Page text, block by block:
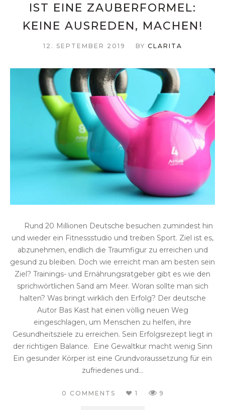
IST EINE ZAUBERFORMEL:
KEINE AUSREDEN, MACHEN!
12. SEPTEMBER 2019 BY CLARITA
Rund 20 Millionen Deutsche besuchen zumindest hin
und wieder ein Fitnessstudio und treiben Sport. Ziel ist es,
abzunehmen, endlich die Traumfigur zu erreichen und
gesund zu bleiben. Doch wie erreicht man am besten sein
Ziel? Trainings- und Ernährungsratgeber gibt es wie den
sprichwörtlichen Sand am Meer. Woran sollte man sich
halten? Was bringt wirklich den Erfolg? Der deutsche
Autor Bas Kast hat einen völlig neuen Weg
eingeschlagen, um Menschen zu helfen, ihre
Gesundheitsziele zu erreichen. Sein Erfolgsrezept liegt in
der richtigen Balance. Eine Gewaltkur macht wenig Sinn
Ein gesunder Körper ist eine Grundvoraussetzung für ein
zufriedenes und...
0 COMMENTS 1 9